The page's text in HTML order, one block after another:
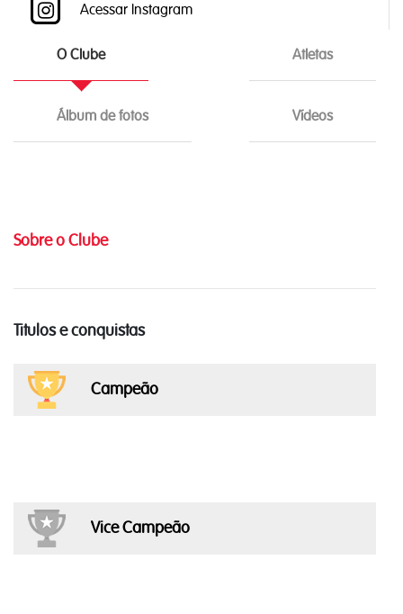
Acessar Instagram
O Clube Atletas
Álbum de fotos Vídeos
Sobre o Clube
Titulos e conquistas
Campeão
Vice Campeão